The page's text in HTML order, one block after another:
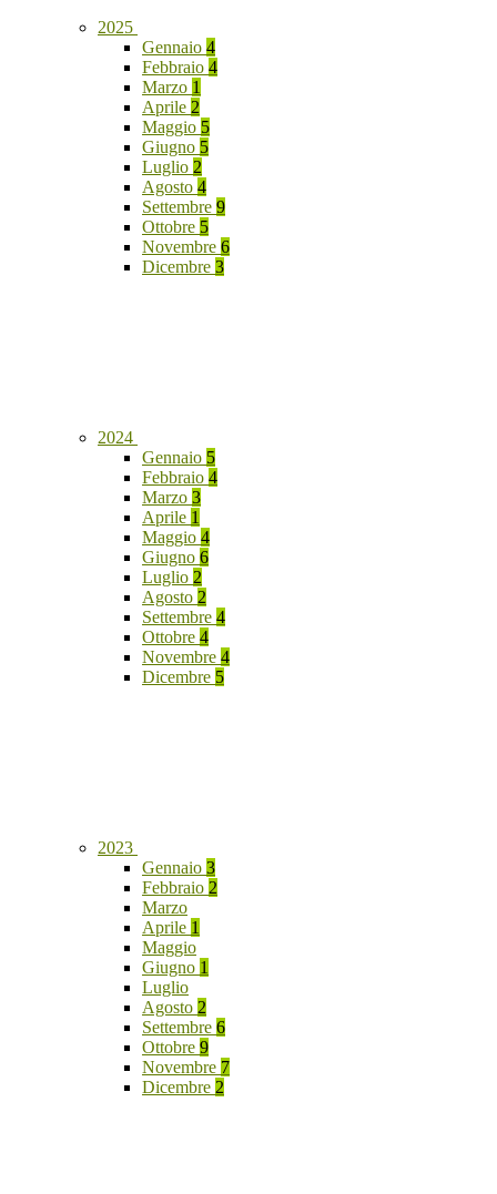
2025
Gennaio 4
Febbraio 4
Marzo 1
Aprile 2
Maggio 5
Giugno 5
Luglio 2
Agosto 4
Settembre 9
Ottobre 5
Novembre 6
Dicembre 3
2024
Gennaio 5
Febbraio 4
Marzo 3
Aprile 1
Maggio 4
Giugno 6
Luglio 2
Agosto 2
Settembre 4
Ottobre 4
Novembre 4
Dicembre 5
2023
Gennaio 3
Febbraio 2
Marzo
Aprile 1
Maggio
Giugno 1
Luglio
Agosto 2
Settembre 6
Ottobre 9
Novembre 7
Dicembre 2